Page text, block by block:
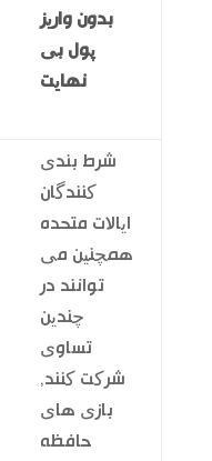
بدون واریز
پول بی
نهایت
شرط بندی
کنندگان
ایالات متحده
همچنین می
توانند در
چندین
تساوی
شرکت کنند,
بازی های
حافظه